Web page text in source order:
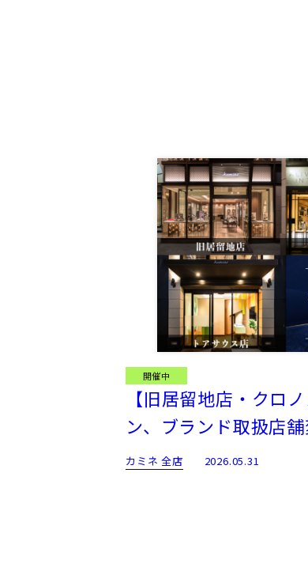
開催中
【旧居留地店・クロ
ン、ブランド取扱店
カミネ 全店 2026.05.31